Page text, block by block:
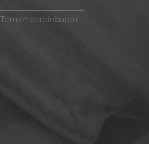
Termin vereinbaren
Termin vereinbaren
Termin vereinbaren